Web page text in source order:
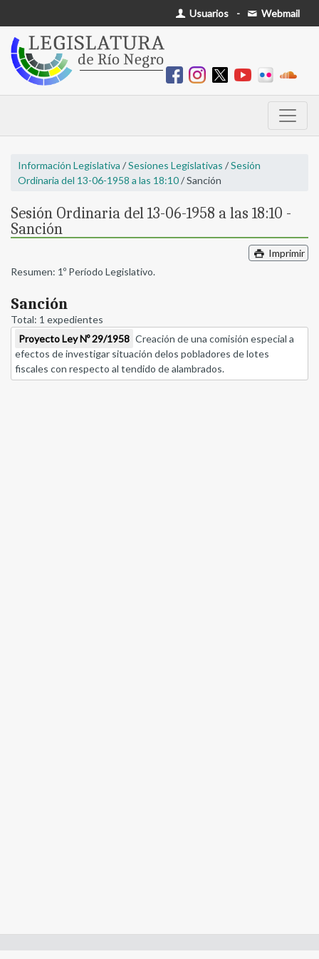
Usuarios - Webmail
Información Legislativa /Sesiones Legislativas /Sesión
Ordinaria del 13-06-1958 a las 18:10/ Sanción
Sesión Ordinaria del 13-06-1958 a las 18:10 -
Sanción
Imprimir
Resumen: 1º Período Legislativo.
Sanción
Total: 1 expedientes
Proyecto Ley Nº 29/1958 Creación de una comisión especial a
efectos de investigar situación delos pobladores de lotes
fiscales con respecto al tendido de alambrados.